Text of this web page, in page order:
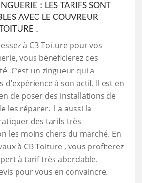
: LES TARIFS SONT
AVEC LE COUVREUR
.
à CB Toiture pour vos
vous bénéficierez des
C’est un zingueur qui a
d’expérience à son actif. Il est en
de poser des installations de
les réparer. Il a aussi la
des tarifs très
les moins chers du marché. En
à CB Toiture , vous profiterez
à tarif très abordable.
pour vous en convaincre.